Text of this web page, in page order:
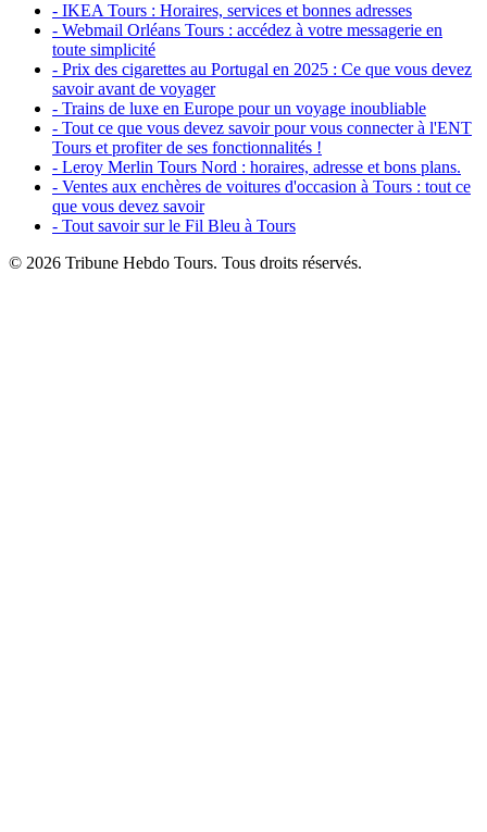
- IKEA Tours : Horaires, services et bonnes adresses
- Webmail Orléans Tours : accédez à votre messagerie en
toute simplicité
- Prix des cigarettes au Portugal en 2025 : Ce que vous devez
savoir avant de voyager
- Trains de luxe en Europe pour un voyage inoubliable
- Tout ce que vous devez savoir pour vous connecter à l'ENT
Tours et profiter de ses fonctionnalités !
- Leroy Merlin Tours Nord : horaires, adresse et bons plans.
- Ventes aux enchères de voitures d'occasion à Tours : tout ce
que vous devez savoir
- Tout savoir sur le Fil Bleu à Tours
© 2026 Tribune Hebdo Tours. Tous droits réservés.